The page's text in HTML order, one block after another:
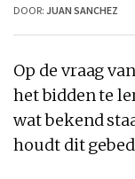
DOOR: JUAN SANCHEZ
Op de vraag
het bidden te
wat bekend
houdt dit